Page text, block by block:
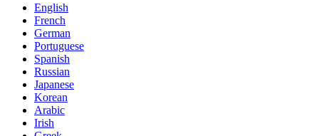
English
French
German
Portuguese
Spanish
Russian
Japanese
Korean
Arabic
Irish